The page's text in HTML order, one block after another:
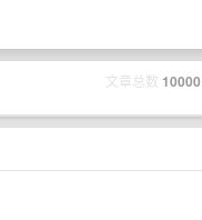
文章总数 10000